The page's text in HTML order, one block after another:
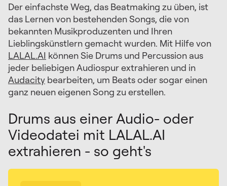
Der einfachste Weg, das Beatmaking zu üben, ist
das Lernen von bestehenden Songs, die von
bekannten Musikproduzenten und Ihren
Lieblingskünstlern gemacht wurden. Mit Hilfe von
LALAL.AI können Sie Drums und Percussion aus
jeder beliebigen Audiospur extrahieren und in
Audacity bearbeiten, um Beats oder sogar einen
ganz neuen eigenen Song zu erstellen.
Drums aus einer Audio- oder
Videodatei mit LALAL.AI
extrahieren - so geht's